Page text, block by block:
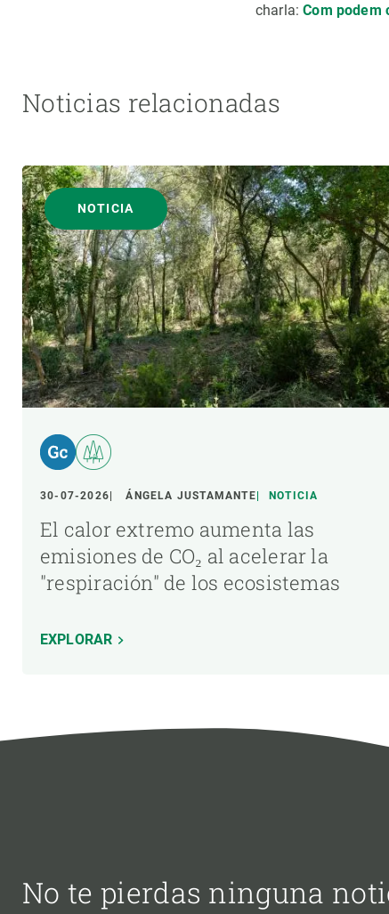
charla:Com podem
Noticias relacionadas
NOTICIA
30-07-2026 ÁNGELA JUSTAMANTE NOTICIA
El calor extremo aumenta las
emisiones de CO₂ al acelerar la
"respiración" de los ecosistemas
EXPLORAR
No te pierdas ninguna